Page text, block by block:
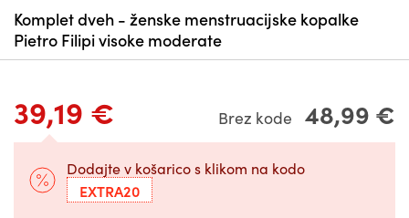
Komplet dveh - ženske menstruacijske kopalke
Pietro Filipi visoke moderate
39,19 € Brez kode 48,99 €
Dodajte v košarico s klikom na kodo
EXTRA20